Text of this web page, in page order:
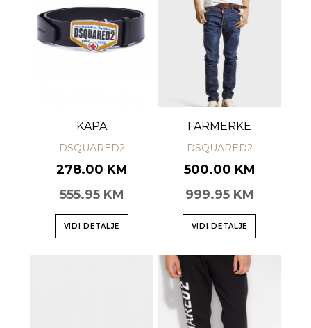
KAPA
DSQUARED2
278.00 KM
555.95 KM
VIDI DETALJE
FARMERKE
DSQUARED2
500.00 KM
999.95 KM
VIDI DETALJE